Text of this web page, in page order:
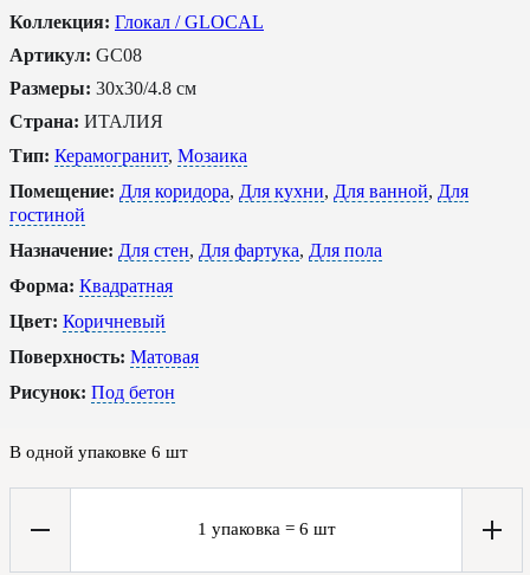
Коллекция: Глокал / GLOCAL
Артикул: GC08
Размеры: 30x30/4.8 см
Страна: ИТАЛИЯ
Тип: Керамогранит, Мозаика
Помещение: Для коридора, Для кухни, Для ванной, Для
гостиной
Назначение: Для стен, Для фартука, Для пола
Форма: Квадратная
Цвет: Коричневый
Поверхность: Матовая
Рисунок: Под бетон
В одной упаковке 6 шт
1 упаковка = 6 шт